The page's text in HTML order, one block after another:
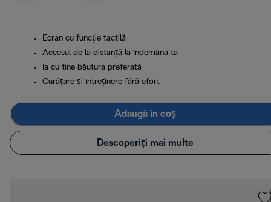
Ecran cu funcție tactilă
Accesul de la distanță la îndemâna ta
Ia cu tine băutura preferată
Curățare și întreținere fără efort
Adaugă în coș
Descoperiți mai multe